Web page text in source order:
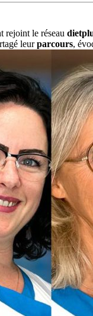
rejoint le réseau
leurparcours,